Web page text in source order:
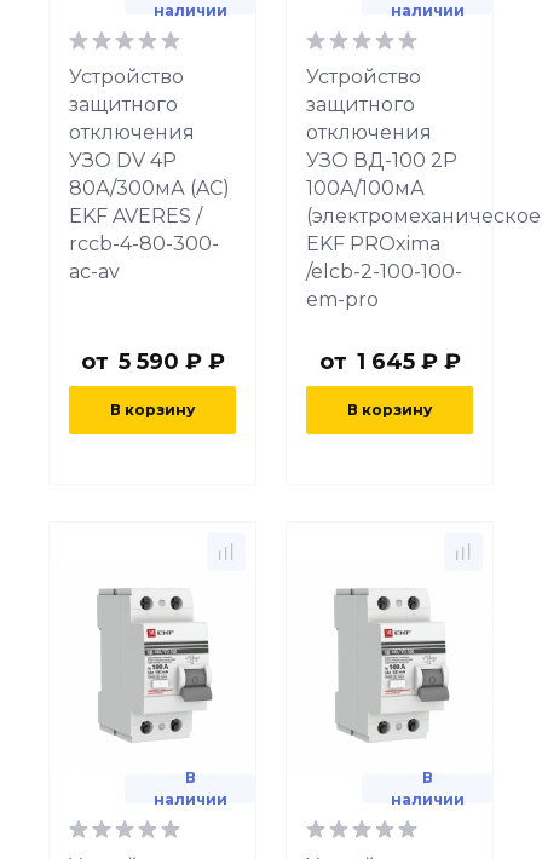
наличии
Устройство
защитного
отключения
УЗО DV 4P
80А/300мА (AC)
EKF AVERES /
rccb-4-80-300-
ac-av
от 5 590 ₽ ₽
В корзину
наличии
Устройство
защитного
отключения
УЗО ВД-100 2P
100А/100мА
EKF PROxima
/elcb-2-100-100-
em-pro
от 1 645 ₽ ₽
В корзину
В
наличии
В
наличии